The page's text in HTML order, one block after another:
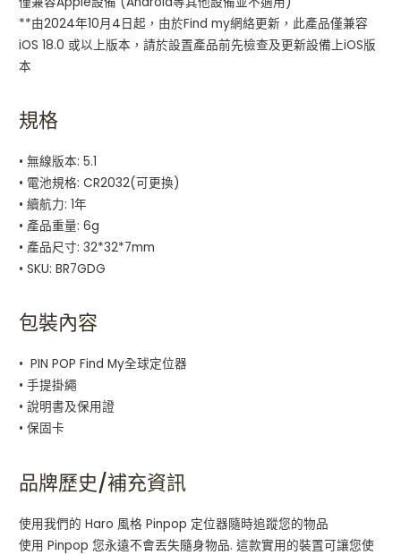
**由2024年10月4日起，由於Find my網絡更新，此產品僅兼容
iOS 18.0 或以上版本，請於設置產品前先檢查及更新設備上iOS版
本
規格
• 無線版本: 5.1
• 電池規格: CR2032(可更換)
• 續航力: 1年
• 產品重量: 6g
• 產品尺寸: 32*32*7mm
• SKU: BR7GDG
包裝內容
• PIN POP Find My全球定位器
• 手提掛繩
• 說明書及保用證
• 保固卡
品牌歷史/補充資訊
使用我們的 Haro 風格 Pinpop 定位器隨時追蹤您的物品
使用 Pinpop 您永遠不會丟失隨身物品. 這款實用的裝置可讓您使